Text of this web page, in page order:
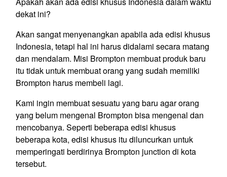
dekat ini?
Akan sangat menyenangkan apabila ada edisi khusus
Indonesia, tetapi hal ini harus didalami secara matang
dan mendalam. Misi Brompton membuat produk baru
itu tidak untuk membuat orang yang sudah memiliki
Brompton harus membeli lagi.
Kami ingin membuat sesuatu yang baru agar orang
yang belum mengenal Brompton bisa mengenal dan
mencobanya. Seperti beberapa edisi khusus
beberapa kota, edisi khusus itu diluncurkan untuk
memperingati berdirinya Brompton junction di kota
tersebut.